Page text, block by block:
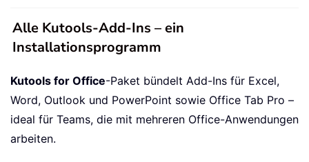
Alle Kutools-Add-Ins – ein
Installationsprogramm
Kutools for Office-Paket bündelt Add-Ins für Excel,
Word, Outlook und PowerPoint sowie Office Tab Pro –
ideal für Teams, die mit mehreren Office-Anwendungen
arbeiten.